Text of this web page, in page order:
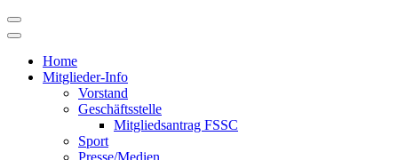
Skip
to
Home
Mitglieder-Info
Vorstand
Geschäftsstelle
Mitgliedsantrag FSSC
Sport
Presse/Medien